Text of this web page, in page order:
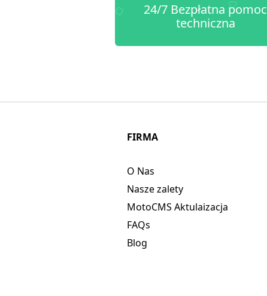
24/7 Bezpłatna pomoc
techniczna
FIRMA
O Nas
Nasze zalety
MotoCMS Aktulaizacja
FAQs
Blog